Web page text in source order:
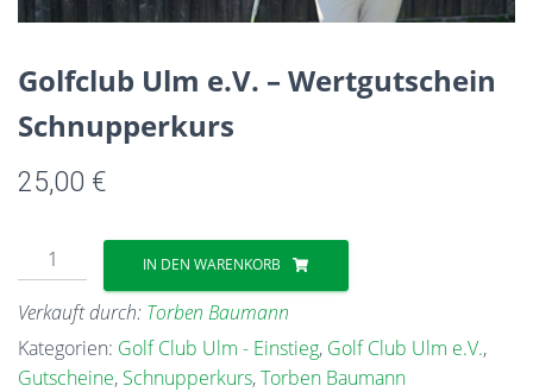
Golfclub Ulm e.V. – Wertgutschein
Schnupperkurs
25,00 €
Golfclub
Ulm
e.V.
-
Wertgutschein
IN DEN WARENKORB
Verkauft durch: Torben Baumann
Kategorien: Golf Club Ulm - Einstieg, Golf Club Ulm e.V.,
Gutscheine, Schnupperkurs,Torben Baumann